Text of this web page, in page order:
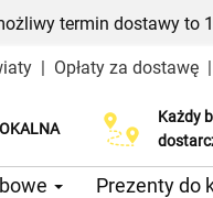
termin dostawy to
| Opłaty za dostawę |
Każdy
Usługa
Prezenty do